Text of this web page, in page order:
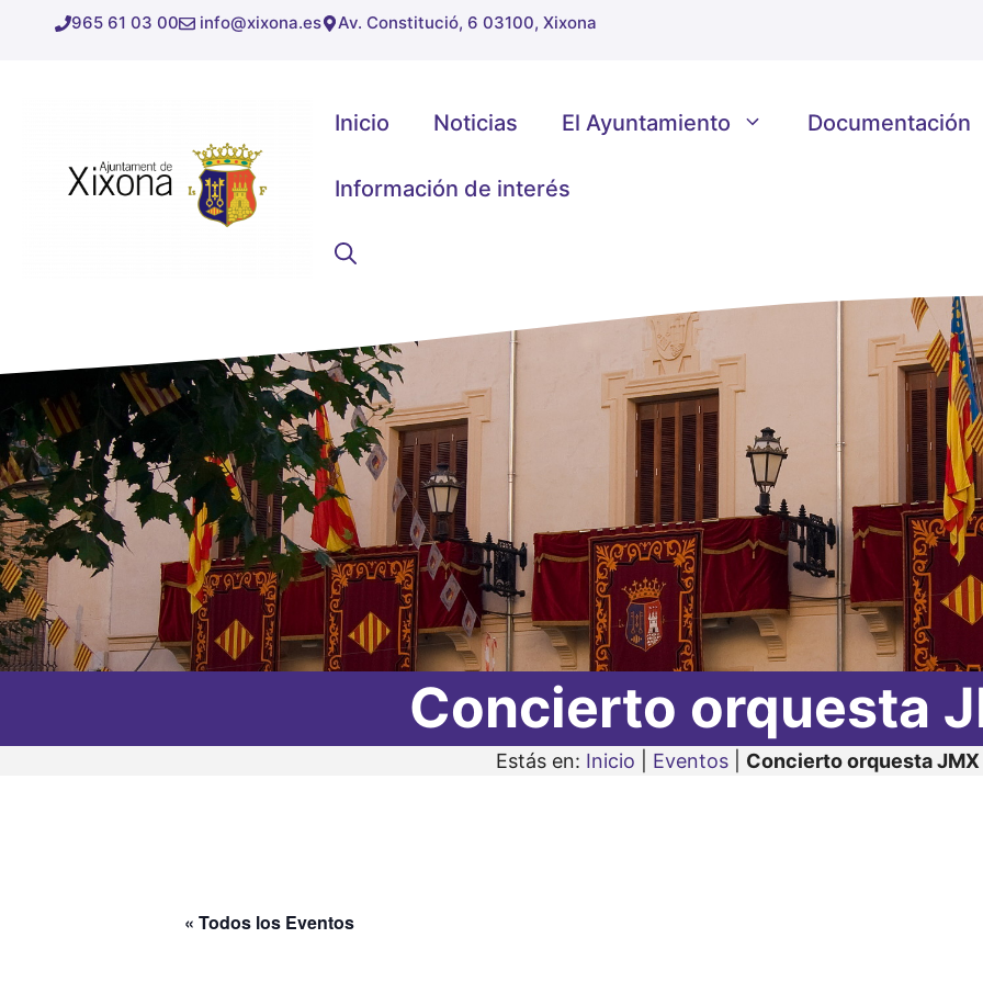
965 61 03 00 info@xixona.es Av. Constitució, 6 03100, Xixona
Inicio Noticias El Ayuntamiento Documentación
Información de interés
Concierto orquesta
Estás en: Inicio Eventos| Concierto orquesta JMX
« Todos los Eventos